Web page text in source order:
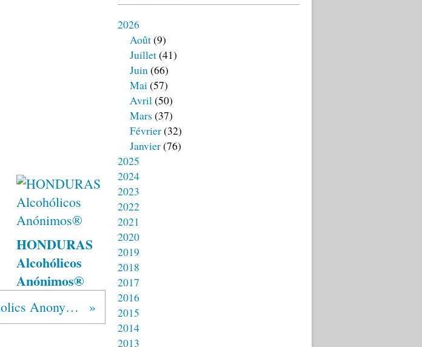
HONDURAS
Alcohólicos
Anónimos®
USA Alcoholics Anonymous®
2026
Août(9)
Juillet(41)
Juin(66)
Mai(57)
Avril(50)
Mars (37)
Février(32)
Janvier(76)
2025
2024
2023
2022
2021
2020
2019
2018
2017
2016
2015
2014
2013